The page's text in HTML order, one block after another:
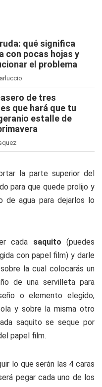
qué significa
con pocas hojas y
el problema
de tres
que hará que tu
estalle de
la parte superior del
para que quede prolijo y
de agua para dejarlos lo
cada saquito(puedes
con papel film) y darle
la cual colocarás un
de una servilleta para
o elemento elegido,
y sobre la misma otro
saquito se seque por
papel film.
lo que serán las 4 caras
pegar cada uno de los